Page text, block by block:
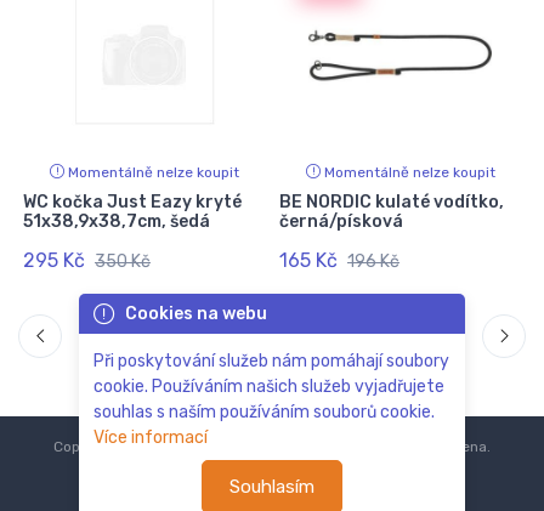
Momentálně nelze koupit
WC kočka Just Eazy kryté
51x38,9x38,7cm, šedá
295 Kč 350 Kč
Momentálně nelze koupit
BE NORDIC kulaté vodítko,
černá/písková
165 Kč 196 Kč
Cookies na webu
Při poskytování služeb nám pomáhají soubory
cookie. Používáním našich služeb vyjadřujete
souhlas s naším používáním souborů cookie.
Více informací
Souhlasím
Copyright © 2018-2024 Všechna práva vyhrazena.